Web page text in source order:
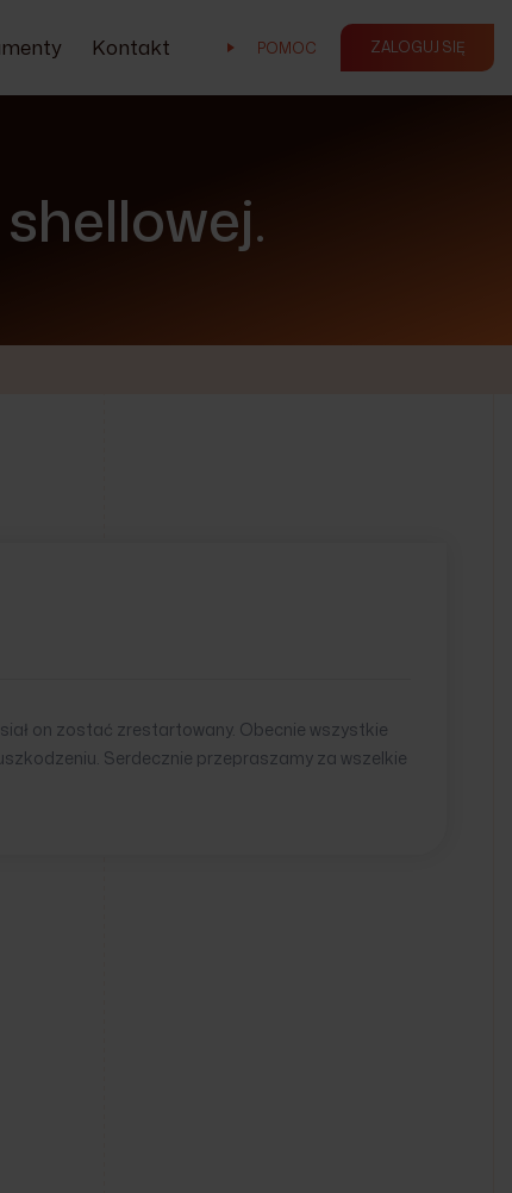
Kontakt POMOC ZALOGUJ SIĘ
on zostać zrestartowany. Obecnie wszystkie
Serdecznie przepraszamy za wszelkie